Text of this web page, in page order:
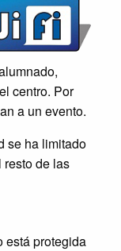
centro. Por
a un evento.
se ha limitado
resto de las
está protegida